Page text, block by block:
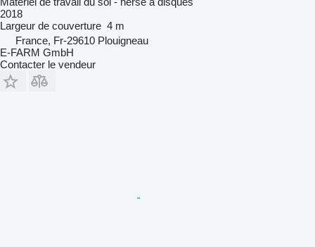
2018
Largeur de couverture 4 m
France, Fr-29610 Plouigneau
E-FARM GmbH
Contacter le vendeur